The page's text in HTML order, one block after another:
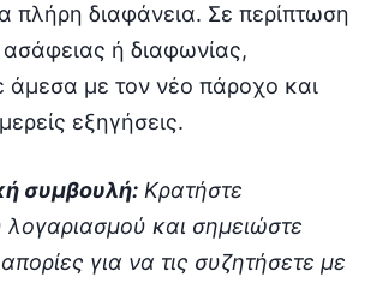
πλήρη διαφάνεια. Σε περίπτωση
ή διαφωνίας,
άμεσα με τον νέο πάροχο και
εξηγήσεις.
συμβουλή: Κρατήστε
λογαριασμού και σημειώστε
για να τις συζητήσετε με